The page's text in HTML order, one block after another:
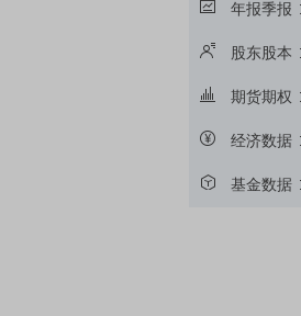
年报季报
股东股本
期货期权
经济数据
基金数据